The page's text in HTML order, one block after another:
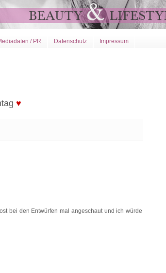
/ PR Datenschutz Impressum
♥
bei den Entwürfen mal angeschaut und ich würde